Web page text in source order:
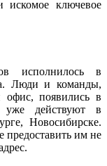
ключевое
исполнилось в
Люди и команды,
офис, появились в
уже действуют в
Новосибирске.
предоставить им не